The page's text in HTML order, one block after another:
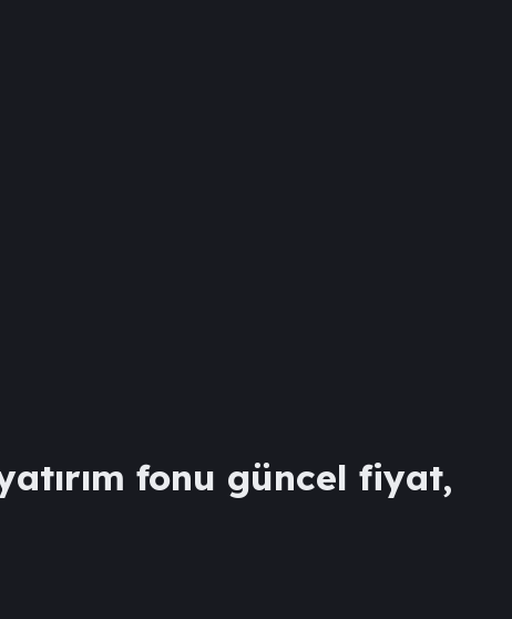
fonu güncel fiyat,